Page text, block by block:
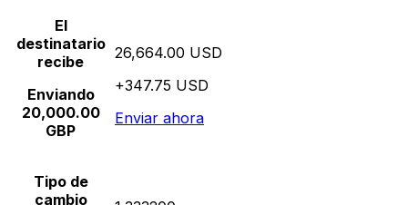
El
destinatario
recibe
Enviando
20,000.00
GBP
26,664.00 USD
+347.75 USD
Enviar ahora
Tipo de
cambio